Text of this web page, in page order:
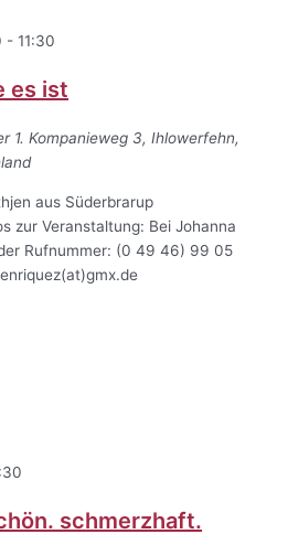
-11:30
es ist
1. Kompanieweg 3, Ihlowerfehn,
aus Süderbrarup
zur Veranstaltung: Bei Johanna
Rufnummer: (0 49 46) 99 05
schmerzhaft.